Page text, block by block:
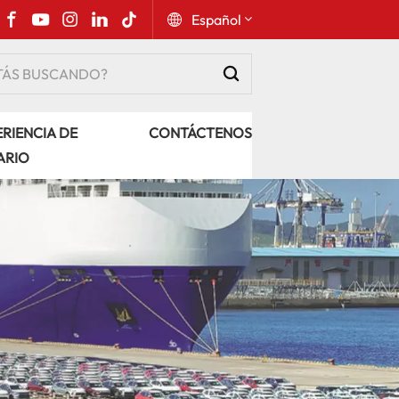
Español
Русский
Español
Português
عربي
kiswahili
DE
CONTÁCTENOS